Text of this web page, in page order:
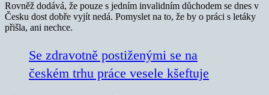
Rovněž dodává, že pouze s jedním invalidním důchodem se dnes v
Česku dost dobře vyjít nedá. Pomyslet na to, že by o práci s letáky
přišla, ani nechce.
Se zdravotně postiženými se na
českém trhu práce vesele kšeftuje